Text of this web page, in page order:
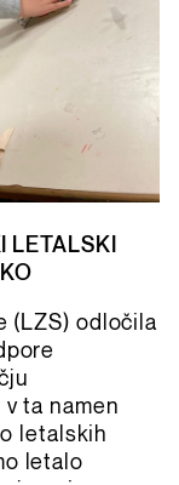
LETALSKI
(LZS) odločila
ta namen
letalskih
letalo